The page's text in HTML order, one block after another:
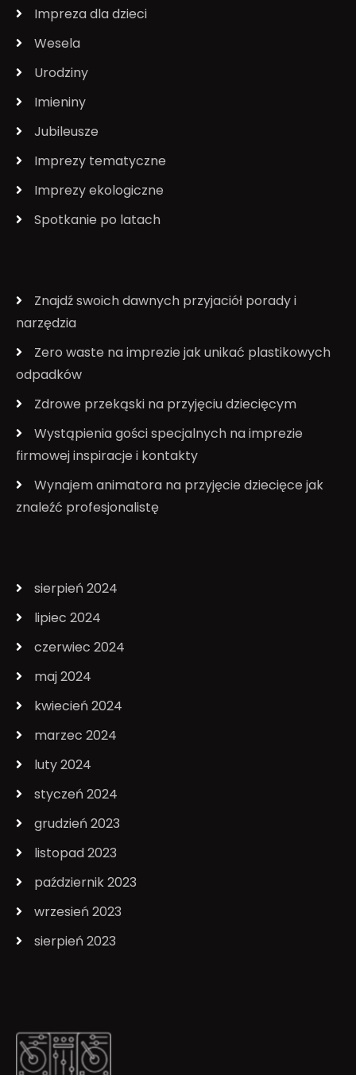
Impreza dla dzieci
Wesela
Urodziny
Imieniny
Jubileusze
Imprezy tematyczne
Imprezy ekologiczne
Spotkanie po latach
Znajdź swoich dawnych przyjaciół porady i
narzędzia
Zero waste na imprezie jak unikać plastikowych
odpadków
Zdrowe przekąski na przyjęciu dziecięcym
Wystąpienia gości specjalnych na imprezie
firmowej inspiracje i kontakty
Wynajem animatora na przyjęcie dziecięce jak
znaleźć profesjonalistę
sierpień 2024
lipiec 2024
czerwiec 2024
maj 2024
kwiecień 2024
marzec 2024
luty 2024
styczeń 2024
grudzień 2023
listopad 2023
październik 2023
wrzesień 2023
sierpień 2023